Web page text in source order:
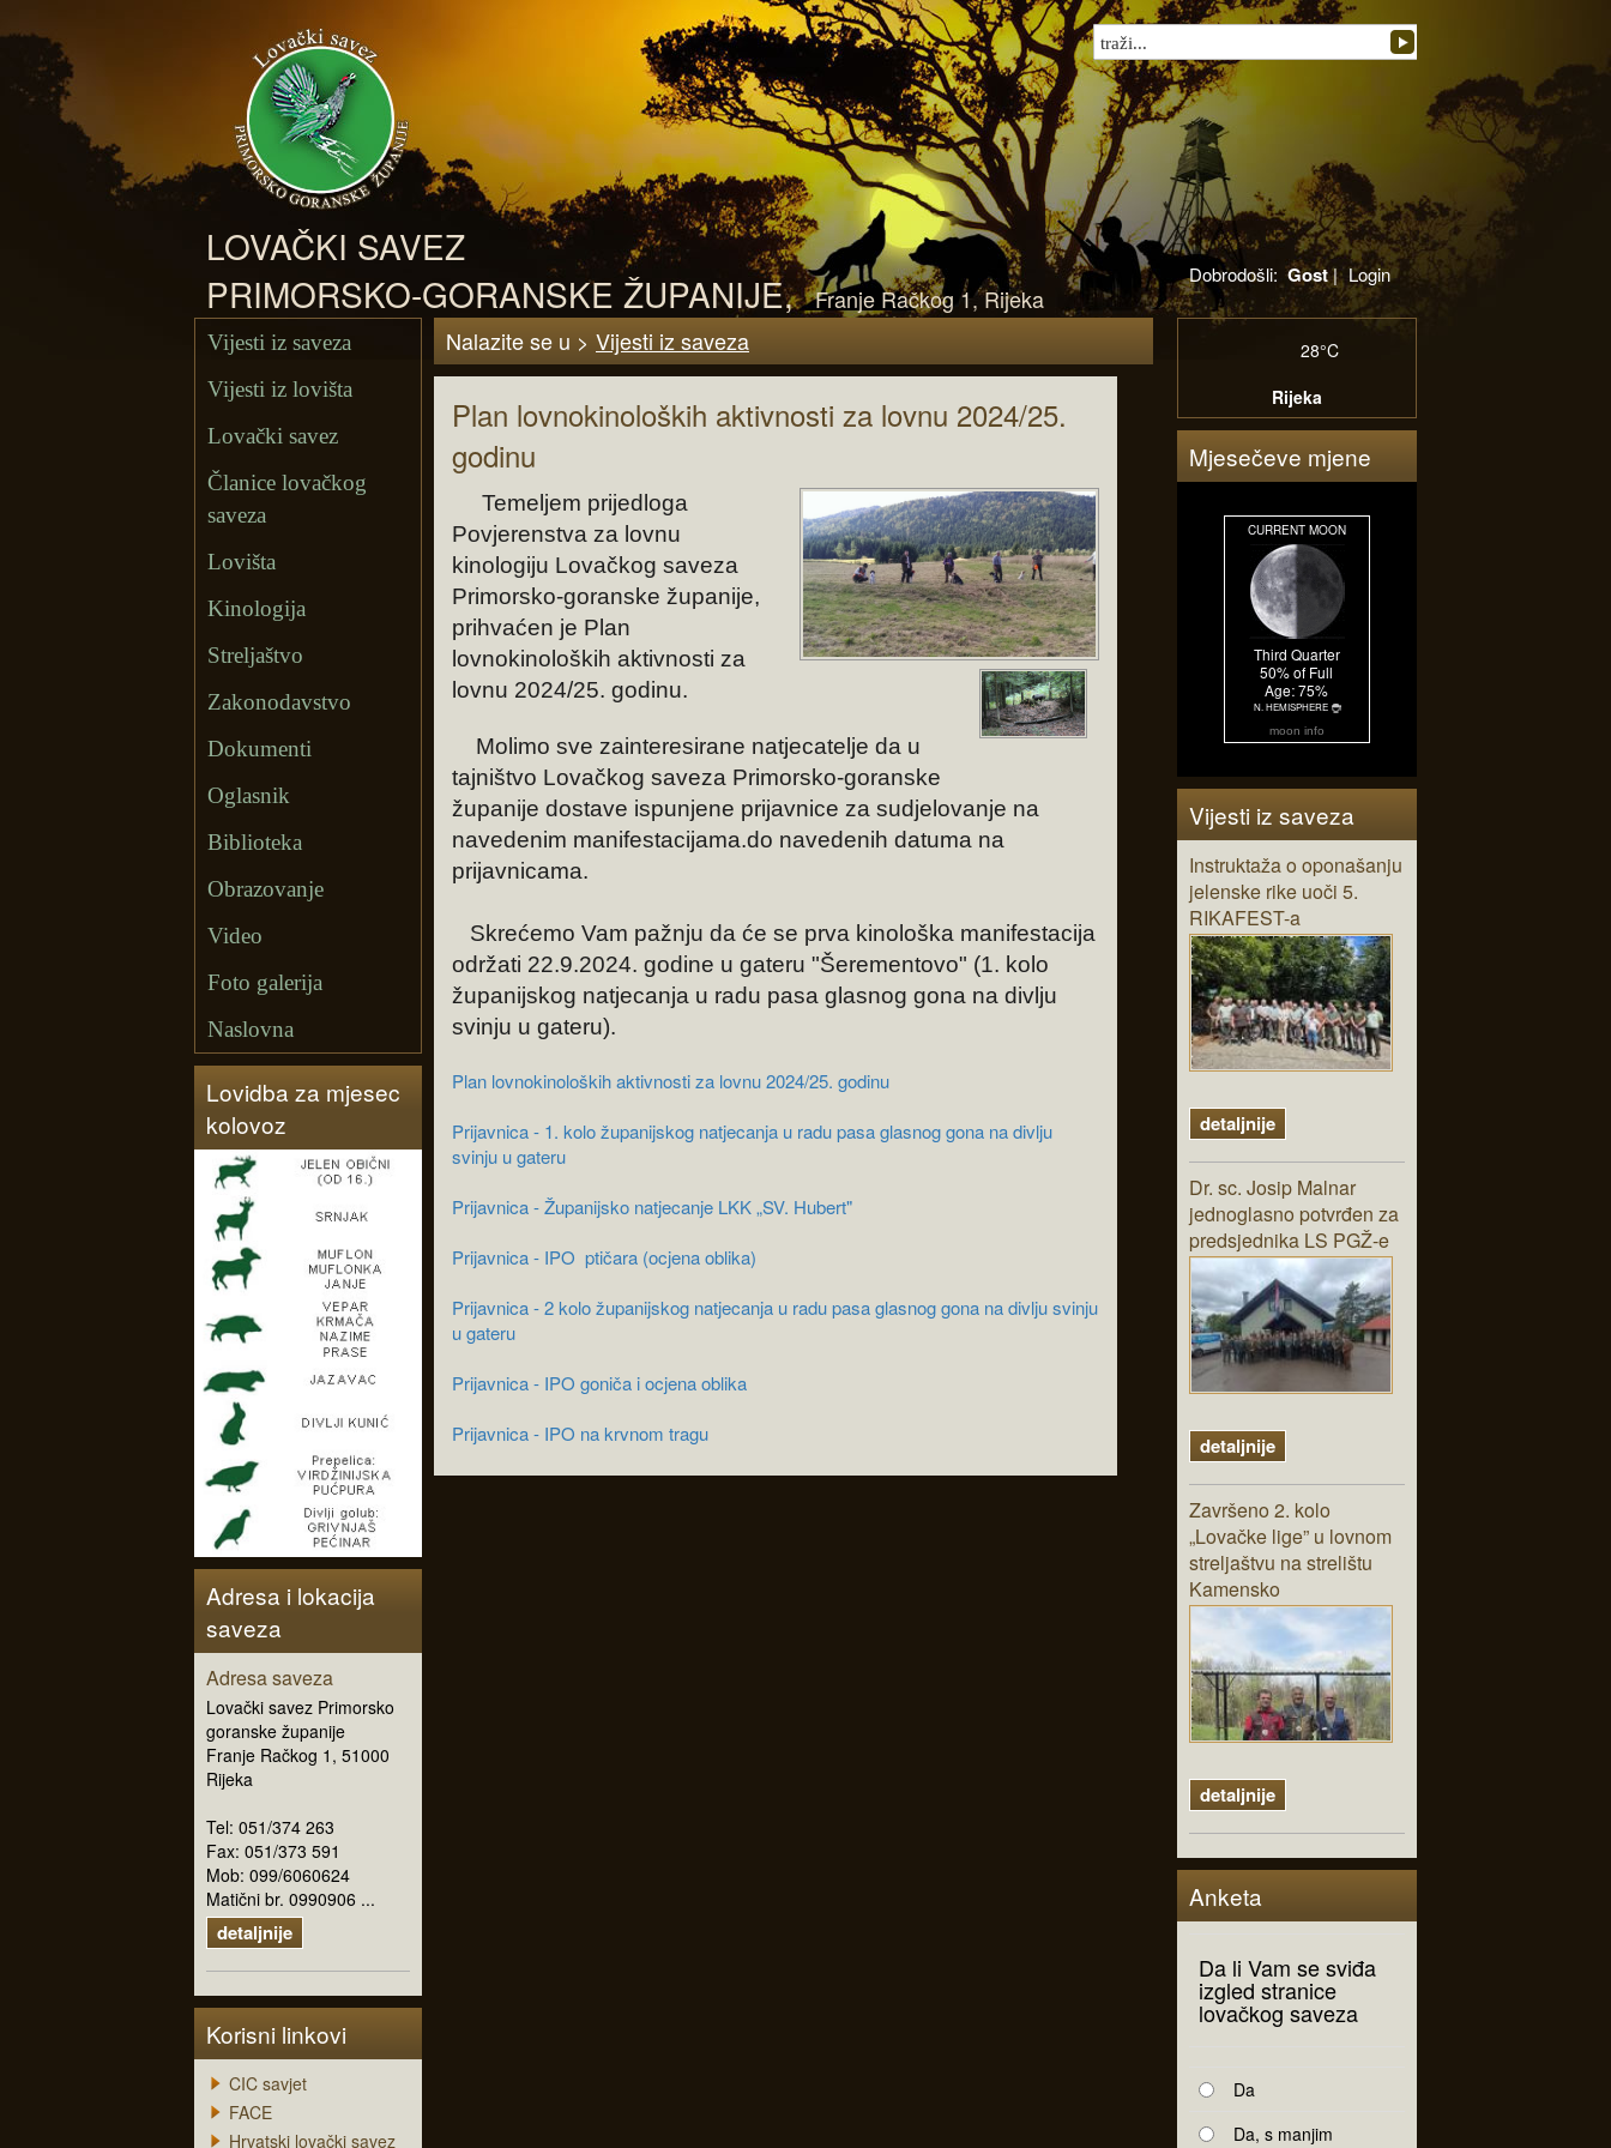
LOVAČKI SAVEZ
PRIMORSKO-GORANSKE ŽUPANIJE, Franje Račkog 1, Rijeka
Dobrodošli:Gost| Login
Vijesti iz saveza
Vijesti iz lovišta
Lovački savez
Članice lovačkog
saveza
Lovišta
Kinologija
Streljaštvo
Zakonodavstvo
Dokumenti
Oglasnik
Biblioteka
Obrazovanje
Video
Foto galerija
Naslovna
Lovidba za mjesec
kolovoz
Adresa i lokacija
saveza
Adresa saveza
Lovački savez Primorsko
goranske županije
Franje Račkog 1, 51000
Rijeka
Tel: 051/374 263
Fax: 051/373 591
Mob: 099/6060624
Matični br. 0990906 ...
detaljnije
Korisni linkovi
CIC savjet
FACE
Hrvatski lovački savez
Nalazite se u > Vijesti iz saveza
Plan lovnokinoloških aktivnosti za lovnu 2024/25.
godinu
Temeljem prijedloga
Povjerenstva za lovnu
kinologiju Lovačkog saveza
Primorsko-goranske županije,
prihvaćen je Plan
lovnokinoloških aktivnosti za
lovnu 2024/25. godinu.
Molimo sve zainteresirane natjecatelje da u
tajništvo Lovačkog saveza Primorsko-goranske
županije dostave ispunjene prijavnice za sudjelovanje na
navedenim manifestacijama.do navedenih datuma na
prijavnicama.
Skrećemo Vam pažnju da će se prva kinološka manifestacija
održati 22.9.2024. godine u gateru "Šerementovo" (1. kolo
županijskog natjecanja u radu pasa glasnog gona na divlju
svinju u gateru).
Plan lovnokinoloških aktivnosti za lovnu 2024/25. godinu
Prijavnica - 1. kolo županijskog natjecanja u radu pasa glasnog gona na divlju
svinju u gateru
Prijavnica - Županijsko natjecanje LKK „SV. Hubert"
Prijavnica - IPO ptičara (ocjena oblika)
Prijavnica - 2 kolo županijskog natjecanja u radu pasa glasnog gona na divlju svinju
u gateru
Prijavnica - IPO goniča i ocjena oblika
Prijavnica - IPO na krvnom tragu
28°C
Rijeka
Mjesečeve mjene
moon info
Vijesti iz saveza
Instruktaža o oponašanju
jelenske rike uoči 5.
RIKAFEST-a
detaljnije
Dr. sc. Josip Malnar
jednoglasno potvrđen za
predsjednika LS PGŽ-e
detaljnije
Završeno 2. kolo
„Lovačke lige” u lovnom
streljaštvu na strelištu
Kamensko
detaljnije
Anketa
Da li Vam se sviđa
izgled stranice
lovačkog saveza
Da
Da, s manjim